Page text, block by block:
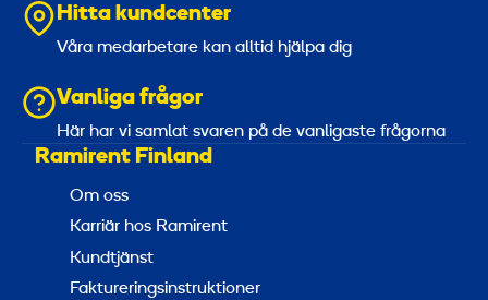
Hitta kundcenter
Våra medarbetare kan alltid hjälpa dig
Vanliga frågor
Här har vi samlat svaren på de vanligaste frågorna
Ramirent Finland
Om oss
Karriär hos Ramirent
Kundtjänst
Faktureringsinstruktioner